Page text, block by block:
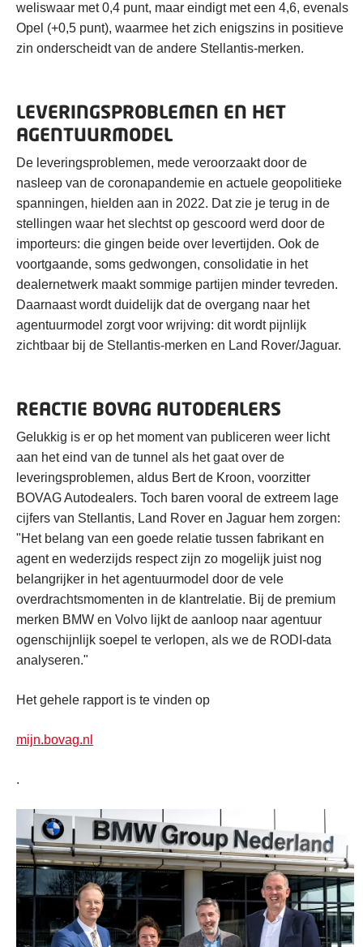
weliswaar met 0,4 punt, maar eindigt met een 4,6, evenals
Opel (+0,5 punt), waarmee het zich enigszins in positieve
zin onderscheidt van de andere Stellantis-merken.
LEVERINGSPROBLEMEN EN HET
AGENTUURMODEL
De leveringsproblemen, mede veroorzaakt door de
nasleep van de coronapandemie en actuele geopolitieke
spanningen, hielden aan in 2022. Dat zie je terug in de
stellingen waar het slechtst op gescoord werd door de
importeurs: die gingen beide over levertijden. Ook de
voortgaande, soms gedwongen, consolidatie in het
dealernetwerk maakt sommige partijen minder tevreden.
Daarnaast wordt duidelijk dat de overgang naar het
agentuurmodel zorgt voor wrijving: dit wordt pijnlijk
zichtbaar bij de Stellantis-merken en Land Rover/Jaguar.
REACTIE BOVAG AUTODEALERS
Gelukkig is er op het moment van publiceren weer licht
aan het eind van de tunnel als het gaat over de
leveringsproblemen, aldus Bert de Kroon, voorzitter
BOVAG Autodealers. Toch baren vooral de extreem lage
cijfers van Stellantis, Land Rover en Jaguar hem zorgen:
"Het belang van een goede relatie tussen fabrikant en
agent en wederzijds respect zijn zo mogelijk juist nog
belangrijker in het agentuurmodel door de vele
overdrachtsmomenten in de klantrelatie. Bij de premium
merken BMW en Volvo lijkt de aanloop naar agentuur
ogenschijnlijk soepel te verlopen, als we de RODI-data
analyseren."
Het gehele rapport is te vinden op
mijn.bovag.nl
.